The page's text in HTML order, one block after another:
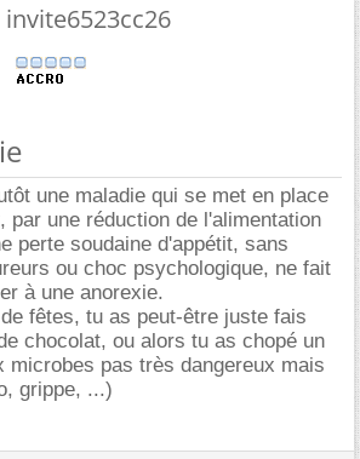
invite6523cc26
une maladie qui se met en place
par une réduction de l'alimentation
perte soudaine d'appétit, sans
ou choc psychologique, ne fait
à une anorexie.
fêtes, tu as peut-être juste fais
chocolat, ou alors tu as chopé un
microbes pas très dangereux mais
grippe, ...)